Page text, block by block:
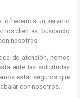
ofrecemos un servicio
clientes, buscando
nosotros.
de atención, hemos
ante las solicitudes
estar seguros que
con nosotros.